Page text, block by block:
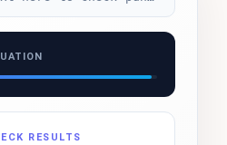
RESULTS